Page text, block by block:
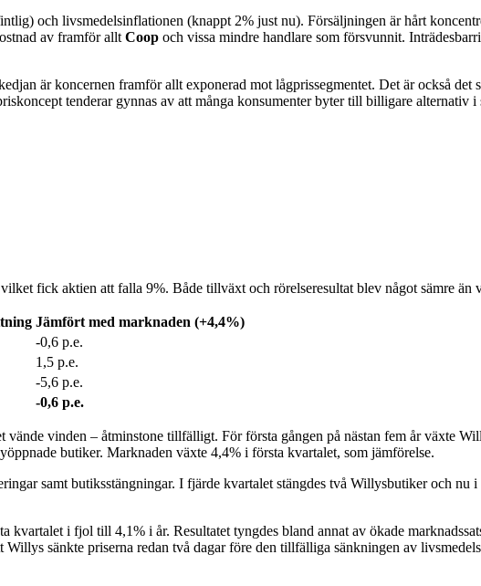
och livsmedelsinflationen (knappt 2% just nu). Försäljningen är hårt
av framför allt Coop och vissa mindre handlare som försvunnit.
är koncernen framför allt exponerad mot lågprissegmentet. Det är också det
tenderar gynnas av att många konsumenter byter till billigare alternativ
fick aktien att falla 9%. Både tillväxt och rörelseresultat blev något sämre än
Jämfört med marknaden (+4,4%)
-0,6 p.e.
1,5 p.e.
-5,6 p.e.
-0,6 p.e.
vinden – åtminstone tillfälligt. För första gången på nästan fem år växte
butiker. Marknaden växte 4,4% i första kvartalet, som jämförelse.
samt butiksstängningar. I fjärde kvartalet stängdes två Willysbutiker och
kvartalet i fjol till 4,1% i år. Resultatet tyngdes bland annat av ökade
Willys sänkte priserna redan två dagar före den tillfälliga sänkningen av